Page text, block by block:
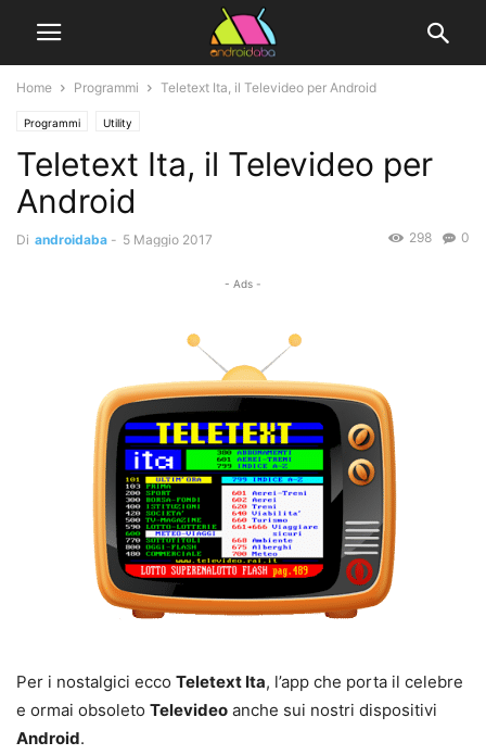
Home Programmi Teletext Ita, il Televideo per Android
Programmi Utility
Teletext Ita, il Televideo per
Android
Di androidaba - 5 Maggio 2017 0
298
- Ads -
Per i nostalgici ecco Teletext Ita, l’app che porta il celebre
e ormai obsoleto Televideo anche sui nostri dispositivi
Android.